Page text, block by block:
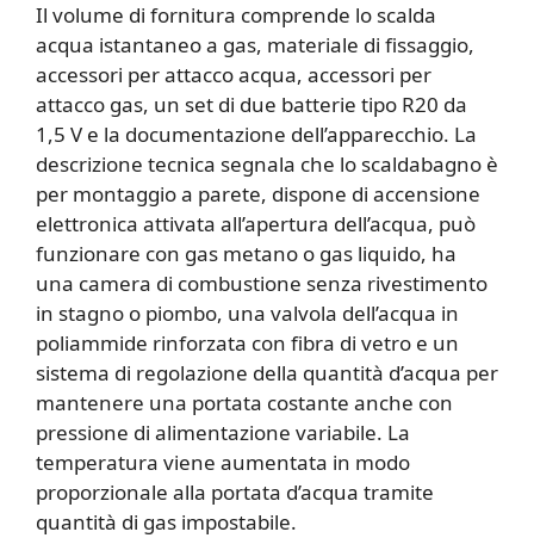
Il volume di fornitura comprende lo scalda
acqua istantaneo a gas, materiale di fissaggio,
accessori per attacco acqua, accessori per
attacco gas, un set di due batterie tipo R20 da
1,5 V e la documentazione dell’apparecchio. La
descrizione tecnica segnala che lo scaldabagno è
per montaggio a parete, dispone di accensione
elettronica attivata all’apertura dell’acqua, può
funzionare con gas metano o gas liquido, ha
una camera di combustione senza rivestimento
in stagno o piombo, una valvola dell’acqua in
poliammide rinforzata con fibra di vetro e un
sistema di regolazione della quantità d’acqua per
mantenere una portata costante anche con
pressione di alimentazione variabile. La
temperatura viene aumentata in modo
proporzionale alla portata d’acqua tramite
quantità di gas impostabile.